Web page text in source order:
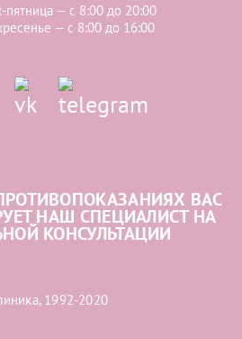
пятница — с 8:00 до 20:00
— с 8:00 до 16:00
ВАС
НАШ СПЕЦИАЛИСТ НА
КОНСУЛЬТАЦИИ
1992-2020